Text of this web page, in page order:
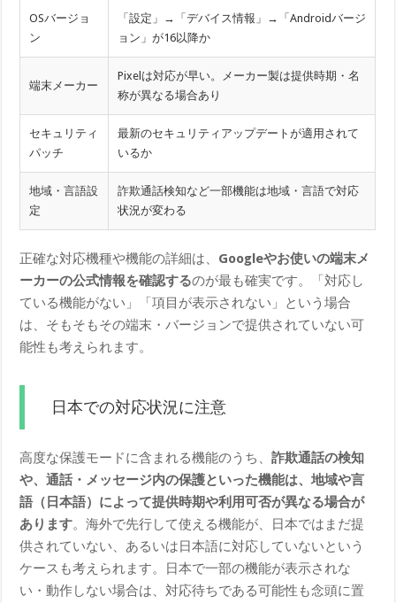
OSバージョ
ン
「設定」→「デバイス情報」→「Androidバージ
ョン」が16以降か
端末メーカー
Pixelは対応が早い。メーカー製は提供時期・名
称が異なる場合あり
セキュリティ
パッチ
最新のセキュリティアップデートが適用されて
いるか
地域・言語設
定
詐欺通話検知など一部機能は地域・言語で対応
状況が変わる
正確な対応機種や機能の詳細は、 Googleやお使いの端末メ
ーカーの公式情報を確認するのが最も確実です。「対応し
ている機能がない」「項目が表示されない」という場合
は、そもそもその端末・バージョンで提供されていない可
能性も考えられます。
日本での対応状況に注意
高度な保護モードに含まれる機能のうち、詐欺通話の検知
や、通話・メッセージ内の保護といった機能は、地域や言
語（日本語）によって提供時期や利用可否が異なる場合が
あります。海外で先行して使える機能が、日本ではまだ提
供されていない、あるいは日本語に対応していないという
ケースも考えられます。日本で一部の機能が表示されな
い・動作しない場合は、対応待ちである可能性も念頭に置